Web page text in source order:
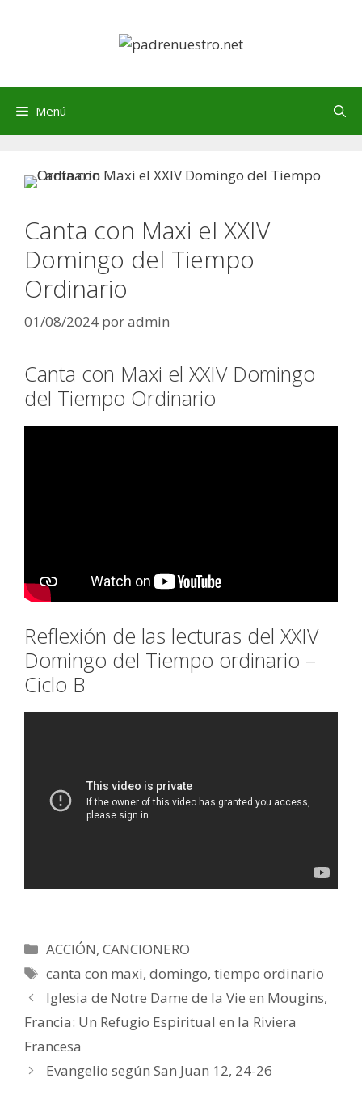
Menú
Canta con Maxi el XXIV
Domingo del Tiempo
Ordinario
01/08/2024 poradmin
Canta con Maxi el XXIV Domingo
del Tiempo Ordinario
Reflexión de las lecturas del XXIV
Domingo del Tiempo ordinario –
Ciclo B
Categorías
ACCIÓN,CANCIONERO
Etiquetas
canta con maxi,domingo,tiempo ordinario
Iglesia de Notre Dame de la Vie en Mougins,
Francia: Un Refugio Espiritual en la Riviera
Francesa
Evangelio según San Juan 12, 24-26